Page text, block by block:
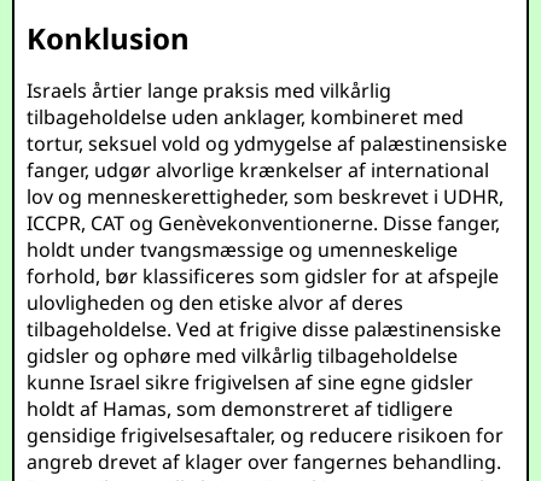
Konklusion
Israels årtier lange praksis med vilkårlig
tilbageholdelse uden anklager, kombineret med
tortur, seksuel vold og ydmygelse af palæstinensiske
fanger, udgør alvorlige krænkelser af international
lov og menneskerettigheder, som beskrevet i UDHR,
ICCPR, CAT og Genèvekonventionerne. Disse fanger,
holdt under tvangsmæssige og umenneskelige
forhold, bør klassificeres som gidsler for at afspejle
ulovligheden og den etiske alvor af deres
tilbageholdelse. Ved at frigive disse palæstinensiske
gidsler og ophøre med vilkårlig tilbageholdelse
kunne Israel sikre frigivelsen af sine egne gidsler
holdt af Hamas, som demonstreret af tidligere
gensidige frigivelsesaftaler, og reducere risikoen for
angreb drevet af klager over fangernes behandling.